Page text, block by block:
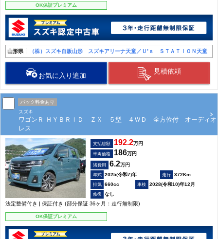
OK保証プレミアム
山形県 （株）スズキ自販山形 スズキアリーナ天童／Ｕ’ｓ ＳＴＡＴＩＯＮ天童
お気に入り追加
見積依頼
パック料金あり
スズキ
ワゴンＲ ＨＹＢＲＩＤ ＺＸ ５型 ４ＷＤ 全方位付 オーディオ
レス
支払総額 192.2万円
車両価格 186万円
諸費用 6.2万円
2025(令和7)年
372Km
660cc
2028(令和10)年12月
なし
法定整備付き | 保証付き (部分保証 36ヶ月：走行無制限)
OK保証プレミアム